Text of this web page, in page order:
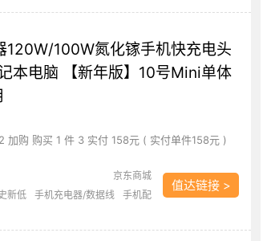
100W氮化镓手机快充电头
本电脑 【新年版】10号Mini单体
加购 购买 1 件 3 实付 158元 ( 实付单件158元 )
京东商城
新低 手机充电器/数据线
手机配
值达链接 >